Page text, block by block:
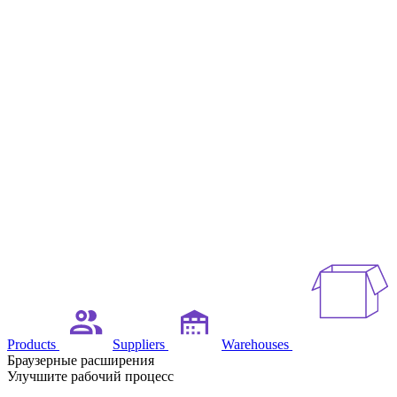
Products Suppliers Warehouses
Браузерные расширения
Улучшите рабочий процесс